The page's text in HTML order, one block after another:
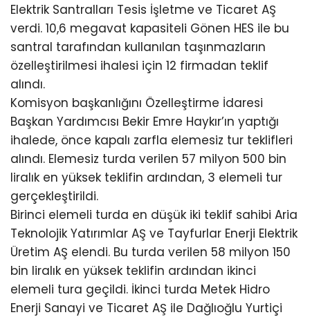
Elektrik Santralları Tesis İşletme ve Ticaret AŞ
verdi. 10,6 megavat kapasiteli Gönen HES ile bu
santral tarafından kullanılan taşınmazların
özelleştirilmesi ihalesi için 12 firmadan teklif
alındı.
Komisyon başkanlığını Özelleştirme İdaresi
Başkan Yardımcısı Bekir Emre Haykır’ın yaptığı
ihalede, önce kapalı zarfla elemesiz tur teklifleri
alındı. Elemesiz turda verilen 57 milyon 500 bin
liralık en yüksek teklifin ardından, 3 elemeli tur
gerçekleştirildi.
Birinci elemeli turda en düşük iki teklif sahibi Aria
Teknolojik Yatırımlar AŞ ve Tayfurlar Enerji Elektrik
Üretim AŞ elendi. Bu turda verilen 58 milyon 150
bin liralık en yüksek teklifin ardından ikinci
elemeli tura geçildi. İkinci turda Metek Hidro
Enerji Sanayi ve Ticaret AŞ ile Dağlıoğlu Yurtiçi